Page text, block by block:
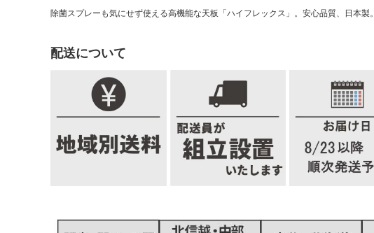
除菌スプレーも気にせず使える高機能な天板「ハイフレックス」。安心品質、日本製。
配送について